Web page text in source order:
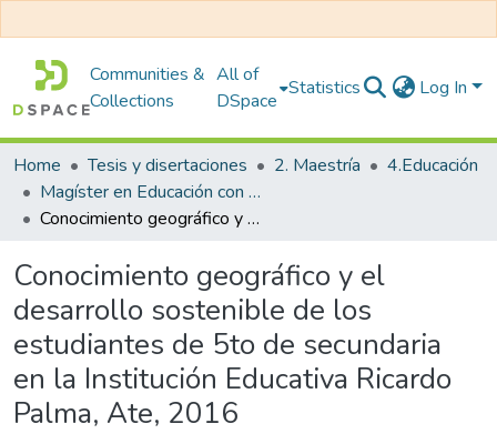
Communities &
Collections
All of
DSpace
Statistics Log In
Home Tesis y disertaciones 2. Maestría
4.Educación
Magíster en Educación con Mención en Investigación y Docencia Universitaria
Conocimiento geográfico y el desarrollo sostenible de los estudiantes de 5to de secundaria en la Institución Educativa Ricardo Palma, Ate, 2016
Conocimiento geográfico y el
desarrollo sostenible de los
estudiantes de 5to de secundaria
en la Institución Educativa Ricardo
Palma, Ate, 2016